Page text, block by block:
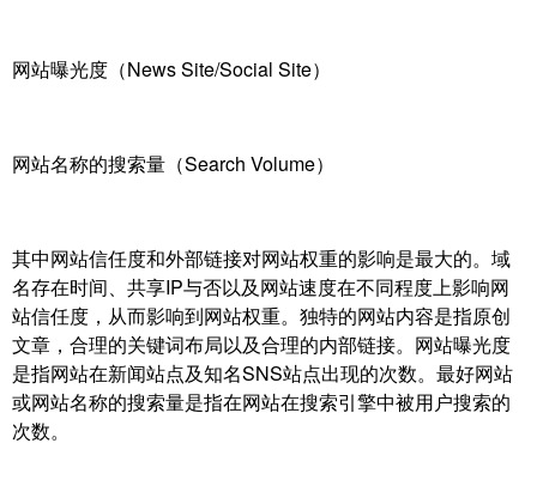
网站曝光度（News Site/Social Site）
网站名称的搜索量（Search Volume）
其中网站信任度和外部链接对网站权重的影响是最大的。域
名存在时间、共享IP与否以及网站速度在不同程度上影响网
站信任度，从而影响到网站权重。独特的网站内容是指原创
文章，合理的关键词布局以及合理的内部链接。网站曝光度
是指网站在新闻站点及知名SNS站点出现的次数。最好网站
或网站名称的搜索量是指在网站在搜索引擎中被用户搜索的
次数。